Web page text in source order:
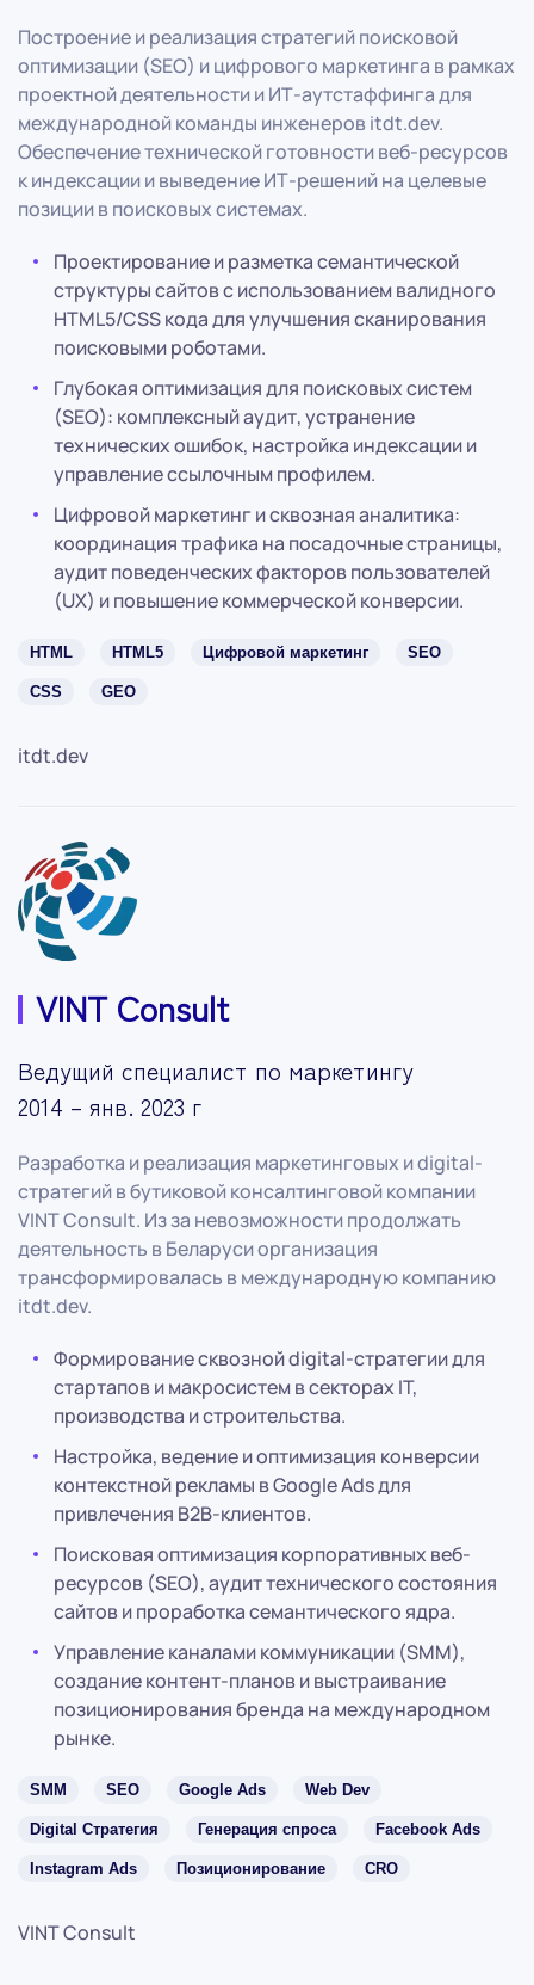
Построение и реализация стратегий поисковой
оптимизации (SEO) и цифрового маркетинга в рамках
проектной деятельности и ИТ-аутстаффинга для
международной команды инженеров itdt.dev.
Обеспечение технической готовности веб-ресурсов
к индексации и выведение ИТ-решений на целевые
позиции в поисковых системах.
Проектирование и разметка семантической
структуры сайтов с использованием валидного
HTML5/CSS кода для улучшения сканирования
поисковыми роботами.
Глубокая оптимизация для поисковых систем
(SEO): комплексный аудит, устранение
технических ошибок, настройка индексации и
управление ссылочным профилем.
Цифровой маркетинг и сквозная аналитика:
координация трафика на посадочные страницы,
аудит поведенческих факторов пользователей
(UX) и повышение коммерческой конверсии.
HTML HTML5 Цифровой маркетинг SEO
CSS GEO
itdt.dev
VINT Consult
Ведущий специалист по маркетингу
2014 – янв. 2023 г
Разработка и реализация маркетинговых и digital-
стратегий в бутиковой консалтинговой компании
VINT Consult. Из за невозможности продолжать
деятельность в Беларуси организация
трансформировалась в международную компанию
itdt.dev.
Формирование сквозной digital-стратегии для
стартапов и макросистем в секторах IT,
производства и строительства.
Настройка, ведение и оптимизация конверсии
контекстной рекламы в Google Ads для
привлечения B2B-клиентов.
Поисковая оптимизация корпоративных веб-
ресурсов (SEO), аудит технического состояния
сайтов и проработка семантического ядра.
Управление каналами коммуникации (SMM),
создание контент-планов и выстраивание
позиционирования бренда на международном
рынке.
SMM SEO Google Ads Web Dev
Digital Стратегия Генерация спроса Facebook Ads
Instagram Ads Позиционирование CRO
VINT Consult